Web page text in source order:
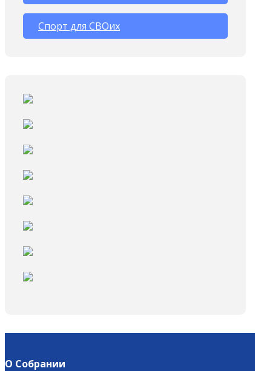
Спорт для СВОих
О Собрании